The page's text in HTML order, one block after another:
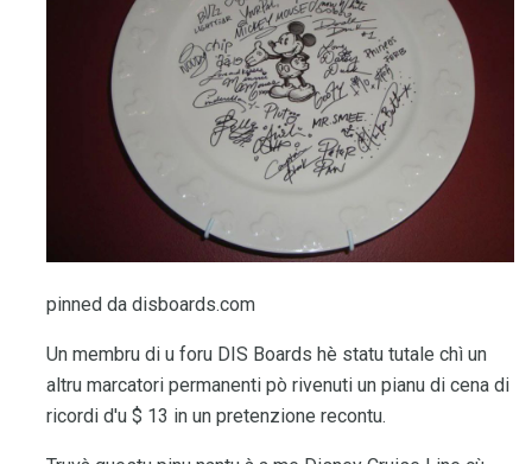
pinned da disboards.com
Un membru di u foru DIS Boards hè statu tutale chì un
altru marcatori permanenti pò rivenuti un pianu di cena di
ricordi d'u $ 13 in un pretenzione recontu.